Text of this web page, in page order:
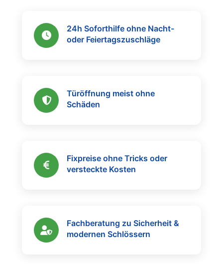
24h Soforthilfe ohne Nacht-
oder Feiertagszuschläge
Türöffnung meist ohne
Schäden
Fixpreise ohne Tricks oder
versteckte Kosten
Fachberatung zu Sicherheit &
modernen Schlössern